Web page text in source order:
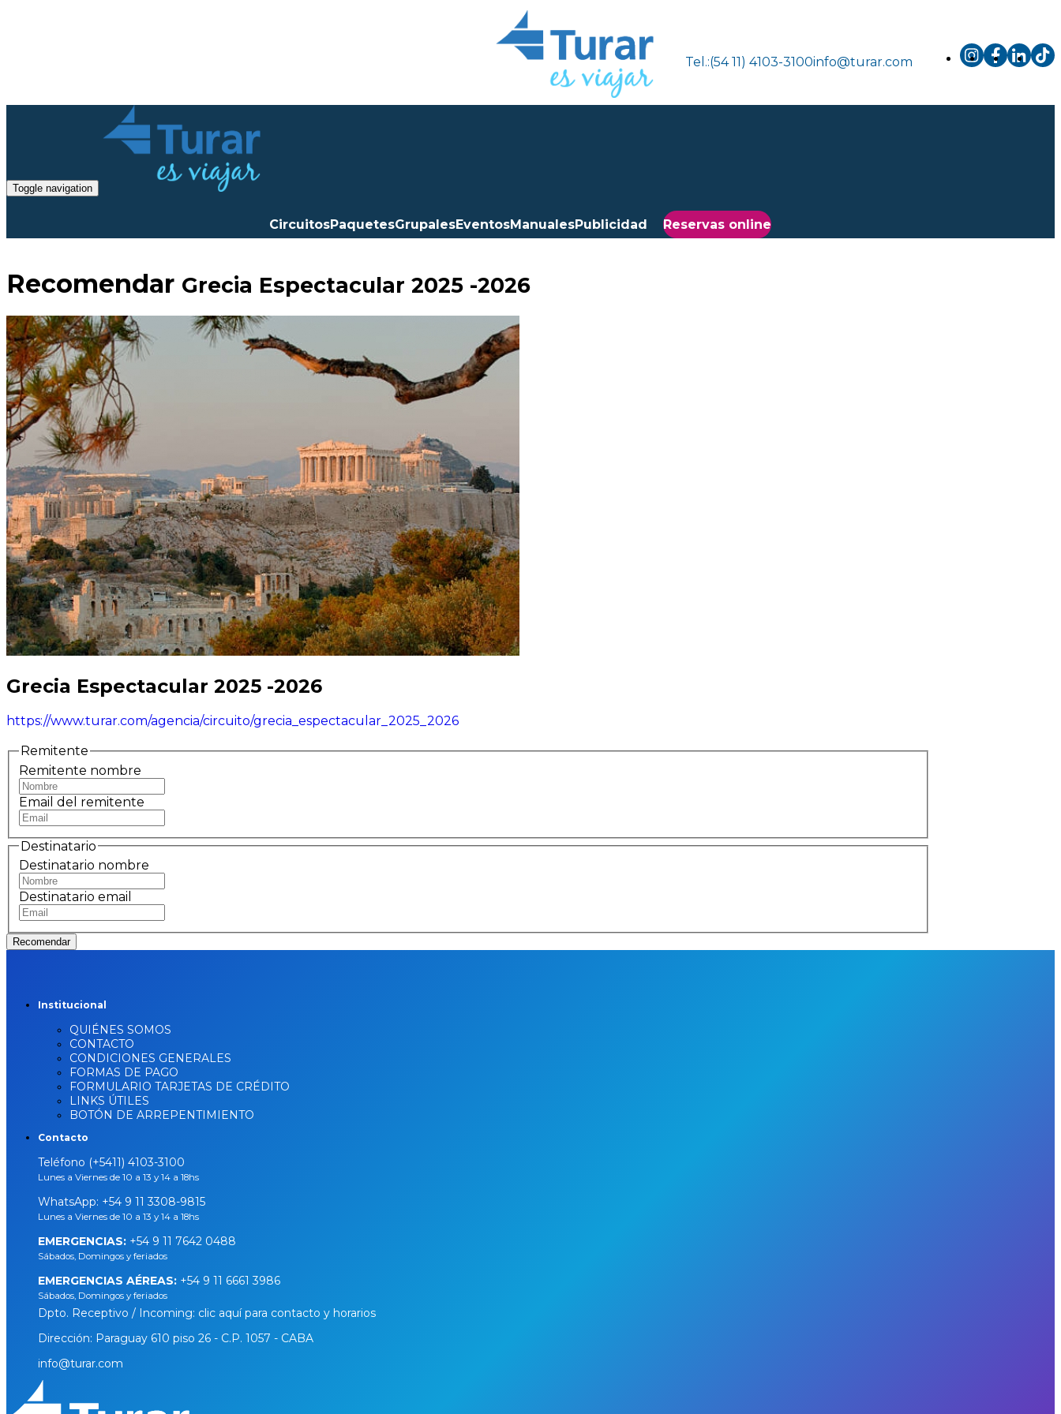
Tel.:(54 11) 4103-3100info@turar.com
Toggle navigation
CircuitosPaquetesGrupalesEventosManualesPublicidad Reservas online
Recomendar Grecia Espectacular 2025 -2026
Grecia Espectacular 2025 -2026
https://www.turar.com/agencia/circuito/grecia_espectacular_2025_2026
Remitente
Remitente nombre
Email del remitente
Destinatario
Destinatario nombre
Destinatario email
Recomendar
Institucional
QUIÉNES SOMOS
CONTACTO
CONDICIONES GENERALES
FORMAS DE PAGO
FORMULARIO TARJETAS DE CRÉDITO
LINKS ÚTILES
BOTÓN DE ARREPENTIMIENTO
Contacto
Teléfono (+5411) 4103-3100
Lunes a Viernes de 10 a 13 y 14 a 18hs
WhatsApp: +54 9 11 3308-9815
Lunes a Viernes de 10 a 13 y 14 a 18hs
EMERGENCIAS: +54 9 11 7642 0488
Sábados, Domingos y feriados
EMERGENCIAS AÉREAS: +54 9 11 6661 3986
Sábados, Domingos y feriados
Dpto. Receptivo / Incoming: clic aquí para contacto y horarios
Dirección: Paraguay 610 piso 26 - C.P. 1057 - CABA
info@turar.com